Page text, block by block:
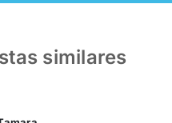
similares